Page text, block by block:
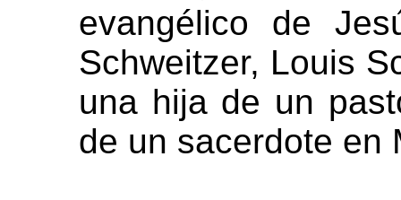
evangélico de
Schweitzer, Louis
una hija de un
de un sacerdote en